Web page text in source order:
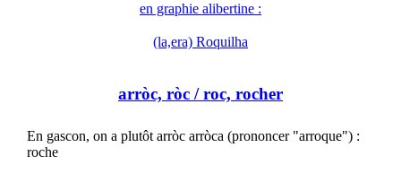
en graphie alibertine :
(la,era) Roquilha
arròc, ròc / roc, rocher
En gascon, on a plutôt arròc arròca (prononcer "arroque") :
roche